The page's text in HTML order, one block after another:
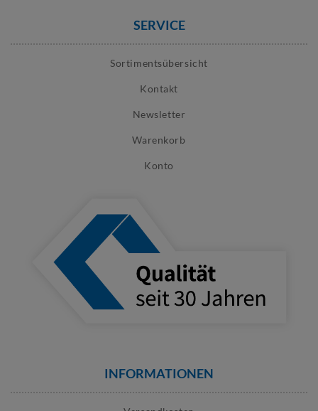
SERVICE
Sortimentsübersicht
Kontakt
Newsletter
Warenkorb
Konto
INFORMATIONEN